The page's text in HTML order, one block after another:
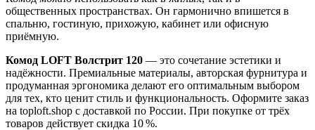
общественных пространствах. Он гармонично впишется в
спальню, гостиную, прихожую, кабинет или офисную
приёмную.
Комод LOFT Волстрит 120 — это сочетание эстетики и
надёжности. Премиальные материалы, авторская фурнитура и
продуманная эргономика делают его оптимальным выбором
для тех, кто ценит стиль и функциональность. Оформите заказ
на toploft.shop с доставкой по России. При покупке от трёх
товаров действует скидка 10 %.